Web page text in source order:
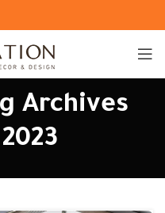
2023 مودرن